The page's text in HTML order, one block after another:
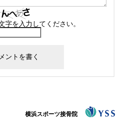
字を入力してください。
横浜スポーツ接骨院